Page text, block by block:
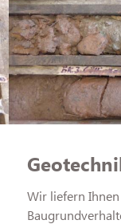
Wir liefern